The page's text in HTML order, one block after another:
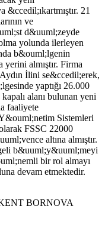
21
ve
d&uuml;zeyde
yolunda ilerleyen
b&ouml;lgenin
almıştır. Firma
İlini se&ccedil;erek,
yaptığı 26.000
alanı bulunan yeni
faaliyete
Sistemleri
FSSC 22000
altına almıştır.
b&uuml;y&uuml;meyi
bir rol almayı
devam etmektedir.
BORNOVA